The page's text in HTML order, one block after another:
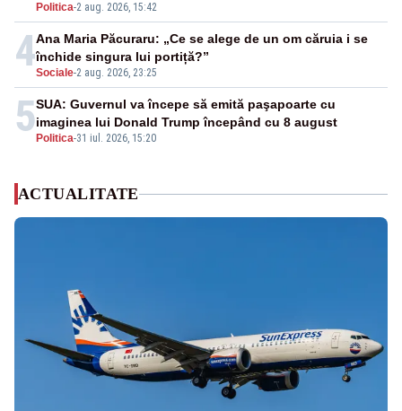
Politica-2 aug. 2026, 15:42
4Sociale-2 aug. 2026, 23:25
Ana Maria Păcuraru: „Ce se alege de un om căruia i se
închide singura lui portiță?”
5 Politica-31 iul. 2026, 15:20
SUA: Guvernul va începe să emită paşapoarte cu
imaginea lui Donald Trump începând cu 8 august
ACTUALITATE